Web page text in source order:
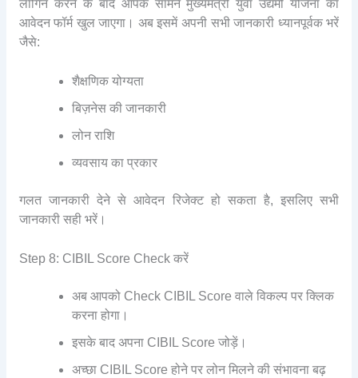
लॉगिन करने के बाद आपके सामने मुख्यमंत्री युवा उद्यमी योजना का
आवेदन फॉर्म खुल जाएगा। अब इसमें अपनी सभी जानकारी ध्यानपूर्वक भरें
जैसे:
शैक्षणिक योग्यता
बिज़नेस की जानकारी
लोन राशि
व्यवसाय का प्रकार
गलत जानकारी देने से आवेदन रिजेक्ट हो सकता है, इसलिए सभी
जानकारी सही भरें।
Step 8: CIBIL Score Check करें
अब आपको Check CIBIL Score वाले विकल्प पर क्लिक
करना होगा।
इसके बाद अपना CIBIL Score जोड़ें।
अच्छा CIBIL Score होने पर लोन मिलने की संभावना बढ़